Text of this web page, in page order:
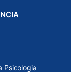
Psicologia